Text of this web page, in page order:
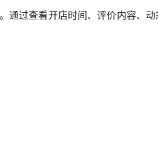
通过查看开店时间、评价内容、